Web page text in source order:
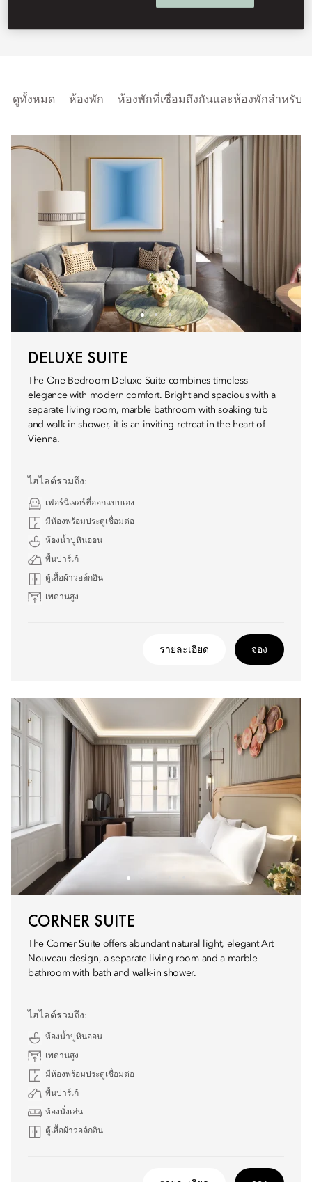
ดูทั้งหมด ห้องพัก ห้องพักที่เชื่อมถึงกันและห้องพักสำหรับค
DELUXE SUITE
The One Bedroom Deluxe Suite combines timeless
elegance with modern comfort. Bright and spacious with a
separate living room, marble bathroom with soaking tub
and walk-in shower, it is an inviting retreat in the heart of
Vienna.
ไฮไลต์รวมถึง:
เฟอร์นิเจอร์ที่ออกแบบเอง
มีห้องพร้อมประตูเชื่อมต่อ
ห้องน้ำปูหินอ่อน
พื้นปาร์เก้
ตู้เสื้อผ้าวอล์กอิน
เพดานสูง
รายละเอียด จอง
CORNER SUITE
The Corner Suite offers abundant natural light, elegant Art
Nouveau design, a separate living room and a marble
bathroom with bath and walk-in shower.
ไฮไลต์รวมถึง:
ห้องน้ำปูหินอ่อน
เพดานสูง
มีห้องพร้อมประตูเชื่อมต่อ
พื้นปาร์เก้
ห้องนั่งเล่น
ตู้เสื้อผ้าวอล์กอิน